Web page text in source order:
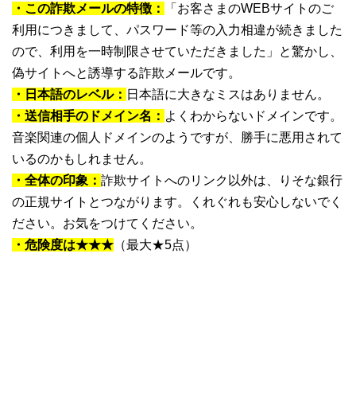
・この詐欺メールの特徴：
「お客さまのWEBサイトのご
利用につきまして、パスワード等の入力相違が続きました
ので、利用を一時制限させていただきました」と驚かし、
偽サイトへと誘導する詐欺メールです。
・日本語のレベル： 日本語に大きなミスはありません。
・送信相手のドメイン名： よくわからないドメインです。
音楽関連の個人ドメインのようですが、勝手に悪用されて
いるのかもしれません。
・全体の印象： 詐欺サイトへのリンク以外は、りそな銀行
の正規サイトとつながります。くれぐれも安心しないでく
ださい。お気をつけてください。
・危険度は★★★ （最大★5点）